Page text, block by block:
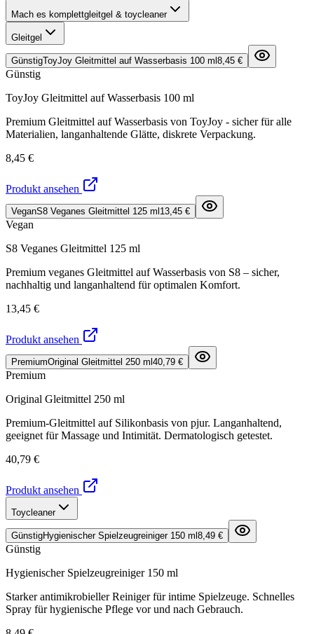
Mach es komplettgleitgel & toycleaner
Gleitgel
GünstigToyJoy Gleitmittel auf Wasserbasis 100 ml 8,45 €
Günstig
ToyJoy Gleitmittel auf Wasserbasis 100 ml
Premium Gleitmittel auf Wasserbasis von ToyJoy - sicher für alle
Materialien, langanhaltende Glätte, diskrete Verpackung.
8,45 €
Produkt ansehen
VeganS8 Veganes Gleitmittel 125 ml 13,45 €
Vegan
S8 Veganes Gleitmittel 125 ml
Premium veganes Gleitmittel auf Wasserbasis von S8 – sicher,
nachhaltig und langanhaltend für optimalen Komfort.
13,45 €
Produkt ansehen
PremiumOriginal Gleitmittel 250 ml 40,79 €
Premium
Original Gleitmittel 250 ml
Premium-Gleitmittel auf Silikonbasis von pjur. Langanhaltend,
geeignet für Massage und Intimität. Dermatologisch getestet.
40,79 €
Produkt ansehen
Toycleaner
GünstigHygienischer Spielzeugreiniger 150 ml 8,49 €
Günstig
Hygienischer Spielzeugreiniger 150 ml
Starker antimikrobieller Reiniger für intime Spielzeuge. Schnelles
Spray für hygienische Pflege vor und nach Gebrauch.